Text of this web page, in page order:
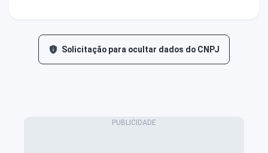
Solicitação para ocultar dados do CNPJ